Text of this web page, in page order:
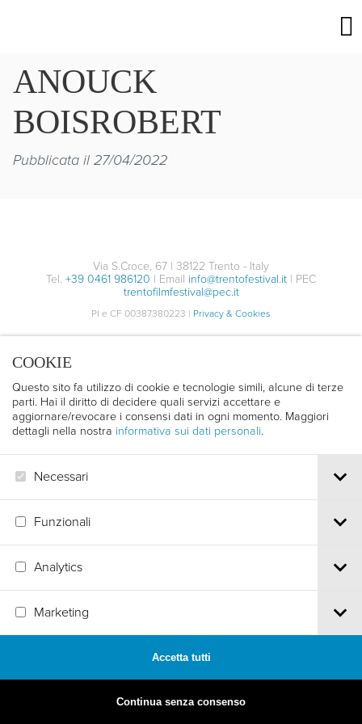
COOKIE
Questo sito fa utilizzo di cookie e tecnologie simili, alcune di terze
parti. Hai il diritto di decidere quali servizi accettare e
aggiornare/revocare i consensi dati in ogni momento. Maggiori
dettagli nella nostra informativa sui dati personali.
Necessari
Funzionali
Analytics
Marketing
Accetta tutti
Continua senza consenso
ANOUCK
BOISROBERT
Pubblicata il 27/04/2022
Via S.Croce, 67 | 38122 Trento - Italy
Tel. +39 0461 986120 | Email info@trentofestival.it | PEC
trentofilmfestival@pec.it
PI e CF 00387380223 | Privacy & Cookies
MADE BY ARTICA